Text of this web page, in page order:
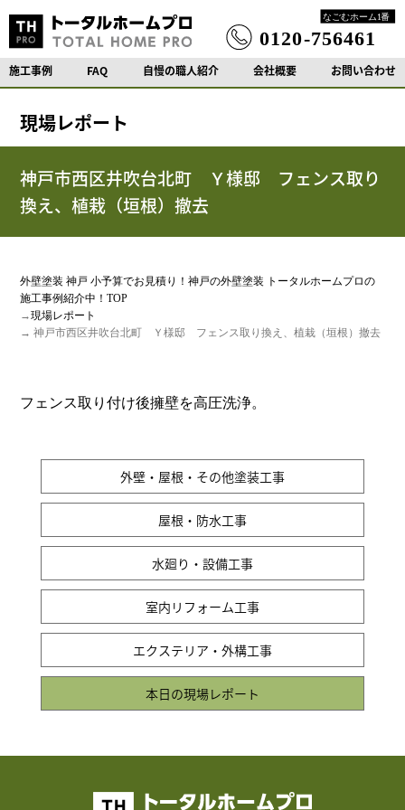
施工事例 FAQ 自慢の職人紹介 会社概要 お問い合わせ
現場レポート
神戸市西区井吹台北町 Ｙ様邸 フェンス取り
換え、植栽（垣根）撤去
外壁塗装 神戸 小予算でお見積り！神戸の外壁塗装 トータルホームプロの
施工事例紹介中！TOP
→現場レポート
→ 神戸市西区井吹台北町 Ｙ様邸 フェンス取り換え、植栽（垣根）撤去
フェンス取り付け後擁壁を高圧洗浄。
外壁・屋根・その他塗装工事
屋根・防水工事
水廻り・設備工事
室内リフォーム工事
エクステリア・外構工事
本日の現場レポート